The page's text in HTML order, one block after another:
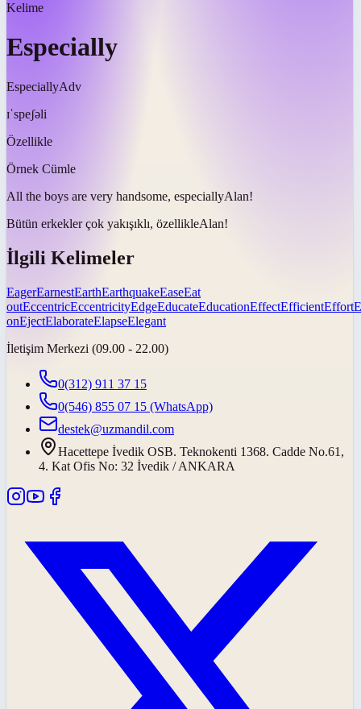
Kelime
Especially
EspeciallyAdv
ɪˈspeʃəli
Özellikle
Örnek Cümle
All the boys are very handsome, especiallyAlan!
Bütün erkekler çok yakışıklı, özellikleAlan!
İlgili Kelimeler
EagerEarnestEarthEarthquakeEaseEat
outEccentricEccentricityEdgeEducateEducationEffectEfficientEffort
onEjectElaborateElapseElegant
İletişim Merkezi (09.00 - 22.00)
0(312) 911 37 15
0(546) 855 07 15 (WhatsApp)
destek@uzmandil.com
Hacettepe İvedik OSB. Teknokenti 1368. Cadde No.61,
4. Kat Ofis No: 32 İvedik / ANKARA